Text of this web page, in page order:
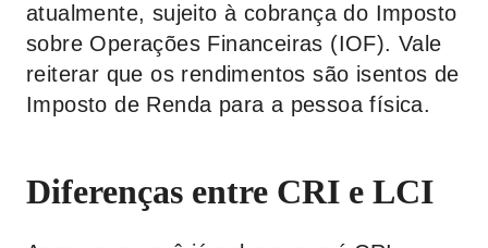
atualmente, sujeito à cobrança do Imposto
sobre Operações Financeiras (IOF). Vale
reiterar que os rendimentos são isentos de
Imposto de Renda para a pessoa física.
Diferenças entre CRI e LCI